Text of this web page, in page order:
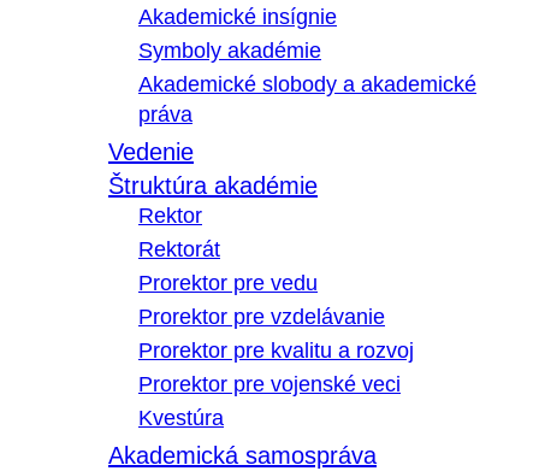
Akademické insígnie
Symboly akadémie
Akademické slobody a akademické
práva
Vedenie
Štruktúra akadémie
Rektor
Rektorát
Prorektor pre vedu
Prorektor pre vzdelávanie
Prorektor pre kvalitu a rozvoj
Prorektor pre vojenské veci
Kvestúra
Akademická samospráva